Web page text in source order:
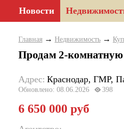
Новости
Главная → Недвижимость →
Продам 2-
Адрес: Краснодар, ГМР,
Обновлено: 08.06.2026 398
6 650 000 руб